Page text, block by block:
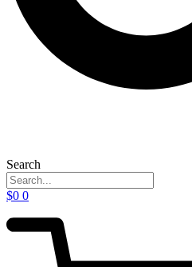
Search
$0 0